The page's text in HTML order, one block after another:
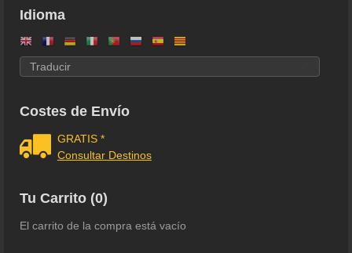
Idioma
Costes de Envío
GRATIS *
Consultar Destinos
Tu Carrito (0)
El carrito de la compra está vacío